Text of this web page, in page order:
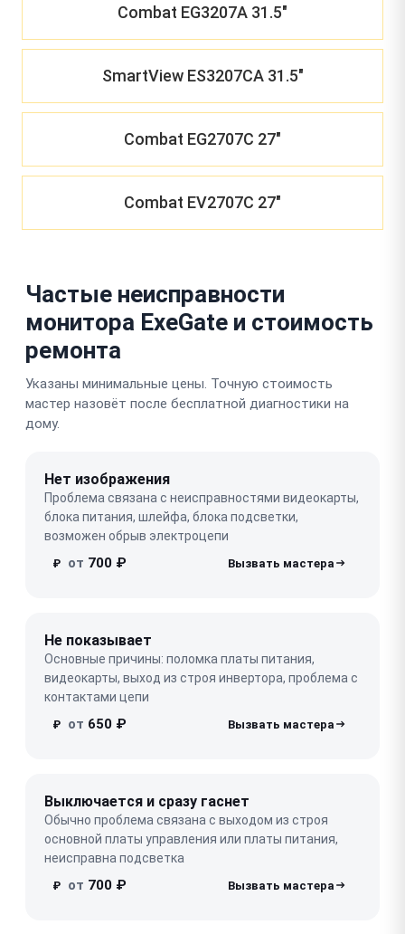
Combat EG3207A 31.5"
SmartView ES3207CA 31.5"
Combat EG2707C 27"
Combat EV2707C 27"
Частые неисправности
монитора ExeGate и стоимость
ремонта
Указаны минимальные цены. Точную стоимость
мастер назовёт после бесплатной диагностики на
дому.
Нет изображения
Проблема связана с неисправностями видеокарты,
блока питания, шлейфа, блока подсветки,
возможен обрыв электроцепи
₽ от 700 ₽
Не показывает
Основные причины: поломка платы питания,
видеокарты, выход из строя инвертора, проблема с
контактами цепи
₽ от 650 ₽
Выключается и сразу гаснет
Обычно проблема связана с выходом из строя
основной платы управления или платы питания,
неисправна подсветка
₽ от 700 ₽